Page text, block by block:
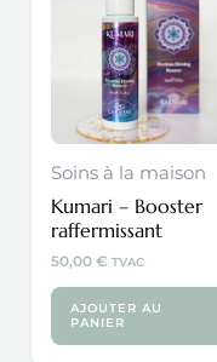
Soins à la maison
Kumari – Booster
raffermissant
50,00 € TVAC
AJOUTER AU
PANIER